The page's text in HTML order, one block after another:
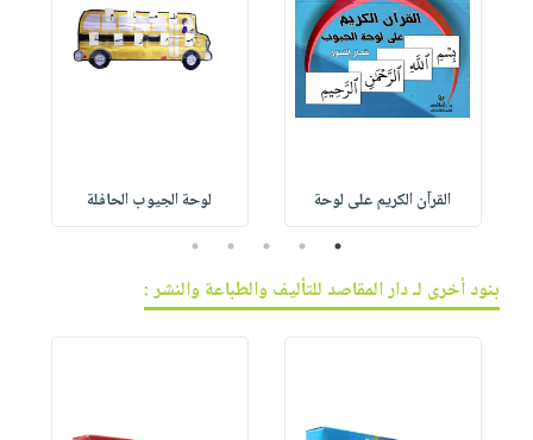
القرآن الكريم على لوحة لوحة الجيوب الحافلة
1
2
3
4
5
بنود أخرى لـ دار المقاصد للتأليف والطباعة والنشر :